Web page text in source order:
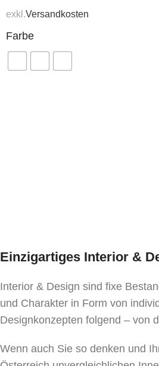
exkl.Versandkosten
Farbe
Einzigartiges Interior &
Interior & Design sind fixe
und Charakter in Form von
Designkonzepten folgend – von
Wenn auch Sie so denken und